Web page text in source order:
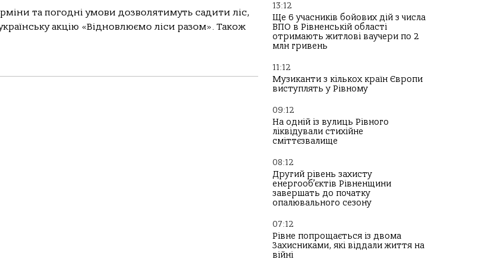
та погодні умови дозволятимуть садити ліс,
акцію «Відновлюємо ліси разом». Також
13:12
Ще 6 учасників бойових дій з числа
ВПО в Рівненській області
отримають житлові ваучери по 2
млн гривень
11:12
Музиканти з кількох країн Європи
виступлять у Рівному
09:12
На одній із вулиць Рівного
ліквідували стихійне
сміттєзвалище
08:12
Другий рівень захисту
енергооб’єктів Рівненщини
завершать до початку
опалювального сезону
07:12
Рівне попрощається із двома
Захисниками, які віддали життя на
війні